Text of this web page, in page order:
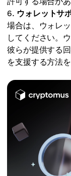
ウォレットサ
場合は、ウォレ
してください。
彼らが提供する
を支援する方法